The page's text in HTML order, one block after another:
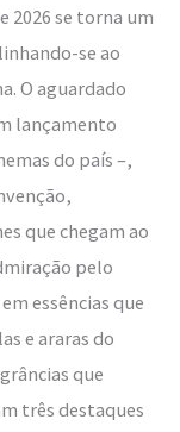
2026 se torna um
se ao
O aguardado
lançamento
do país –,
que chegam ao
pelo
essências que
e araras do
que
três destaques